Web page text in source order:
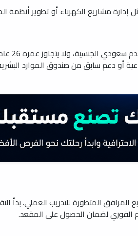
مشاريع الكهرباء أو تطوير أنظمة
لضمان
أو دعم سابق من صندوق الموارد
الفوري لضمان الحصول على المقعد.